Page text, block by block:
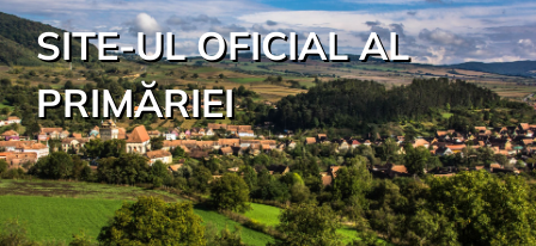
SITE-UL OFICIAL AL
PRIMĂRIEI